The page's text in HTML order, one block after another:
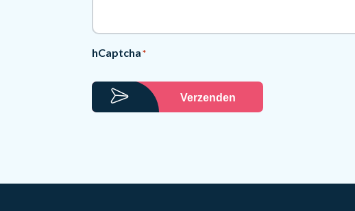
hCaptcha *
Verzenden